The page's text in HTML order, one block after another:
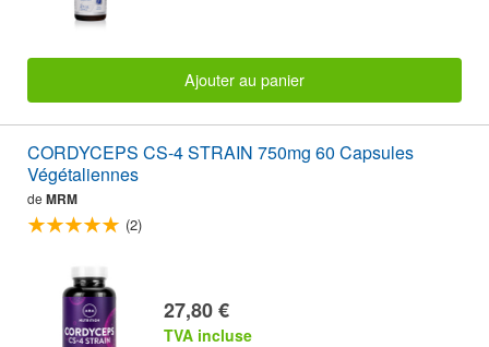
Ajouter au panier
CORDYCEPS CS-4 STRAIN 750mg 60 Capsules
Végétaliennes
de MRM
(2)
27,80 €
TVA incluse